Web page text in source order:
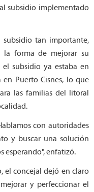
subsidio implementado
subsidio tan importante,
la forma de mejorar su
subsidio ya estaba en
Puerto Cisnes, lo que
las familias del litoral
con autoridades
y buscar una solución
esperando", enfatizó.
el concejal dejó en claro
y perfeccionar el